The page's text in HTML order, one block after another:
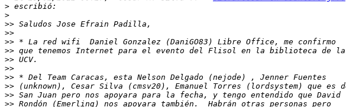
>
>
>>
>>
>>
>>
>>
>>
>>
>>
>>
>>